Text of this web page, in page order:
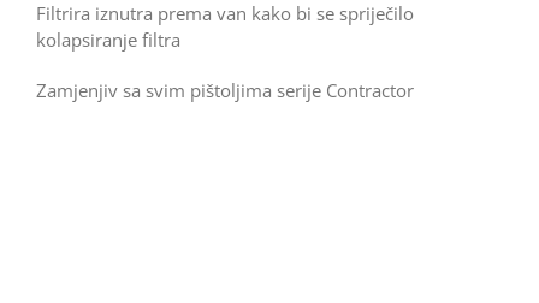
Filtrira iznutra prema van kako bi se spriječilo
kolapsiranje filtra
Zamjenjiv sa svim pištoljima serije Contractor